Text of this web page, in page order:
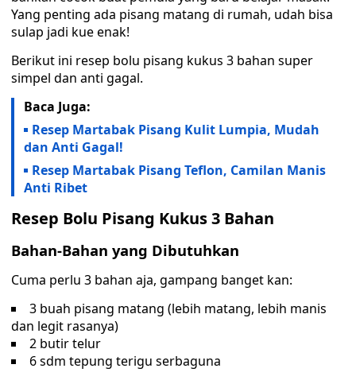
Yang penting ada pisang matang di rumah, udah bisa
sulap jadi kue enak!
Berikut ini resep bolu pisang kukus 3 bahan super
simpel dan anti gagal.
Baca Juga:
Resep Martabak Pisang Kulit Lumpia, Mudah
dan Anti Gagal!
Resep Martabak Pisang Teflon, Camilan Manis
Anti Ribet
Resep Bolu Pisang Kukus 3 Bahan
Bahan-Bahan yang Dibutuhkan
Cuma perlu 3 bahan aja, gampang banget kan:
3 buah pisang matang (lebih matang, lebih manis
dan legit rasanya)
2 butir telur
6 sdm tepung terigu serbaguna